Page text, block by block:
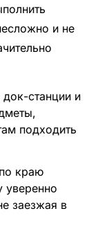
и не
станции и
подходить
краю
уверенно
заезжая в